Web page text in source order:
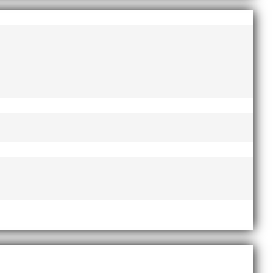
fick ta emot priset ”Årets pulshöjare”,
nyårsafton. Formen är enkel, ett eller två varv